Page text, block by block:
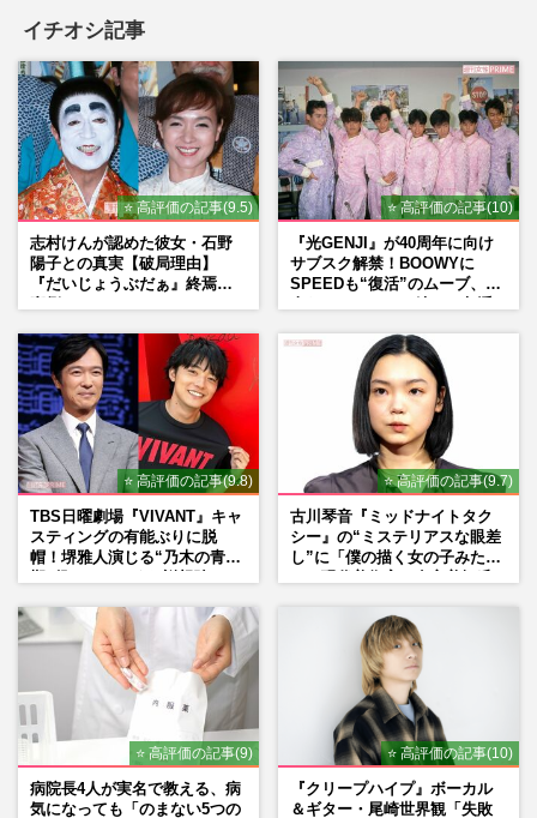
イチオシ記事
⭐ 高評価の記事(9.5)
志村けんが認めた彼女・石野
陽子との真実【破局理由】
『だいじょうぶだぁ』終焉の
⭐ 高評価の記事(10)
『光GENJI』が40周年に向け
サブスク解禁！BOOWYに
SPEEDも“復活”のムーブ、本
⭐ 高評価の記事(9.8)
TBS日曜劇場『VIVANT』キャ
スティングの有能ぶりに脱
帽！堺雅人演じる“乃木の青年
マン長男・櫻井海音だった
⭐ 高評価の記事(9.7)
古川琴音『ミッドナイトタク
シー』の“ミステリアスな眼差
し”に「僕の描く女の子みた
⭐ 高評価の記事(9)
病院長4人が実名で教える、病
気になっても「のまない5つの
⭐ 高評価の記事(10)
『クリープハイプ』ボーカル
＆ギター・尾崎世界観「失敗